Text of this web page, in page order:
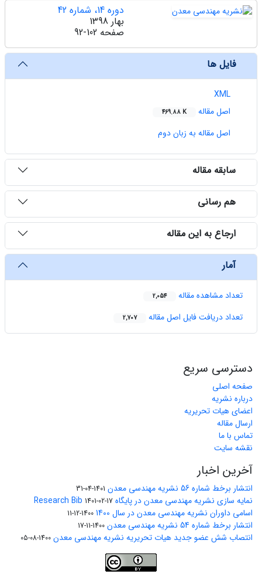
دوره 14، شماره 42
بهار 1398
صفحه 92-102
فایل ها
XML
اصل مقاله
469.88 K
اصل مقاله به زبان دوم
سابقه مقاله
هم رسانی
ارجاع به این مقاله
آمار
تعداد مشاهده مقاله 2,054
تعداد دریافت فایل اصل مقاله 2,707
دسترسی سریع
صفحه اصلی
درباره نشریه
اعضای هیات تحریریه
ارسال مقاله
تماس با ما
نقشه سایت
آخرین اخبار
انتشار برخط شماره 56 نشریه مهندسی معدن 1401-04-31
نمایه سازی نشریه مهندسی معدن در پایگاه Research Bib 1401-02-17
اسامی داوران نشریه مهندسی معدن در سال 1400 1400-12-11
انتشار برخط شماره 54 نشریه مهندسی معدن 1400-11-17
انتصاب شش عضو جدید هیات تحریریه نشریه مهندسی معدن 1400-08-05